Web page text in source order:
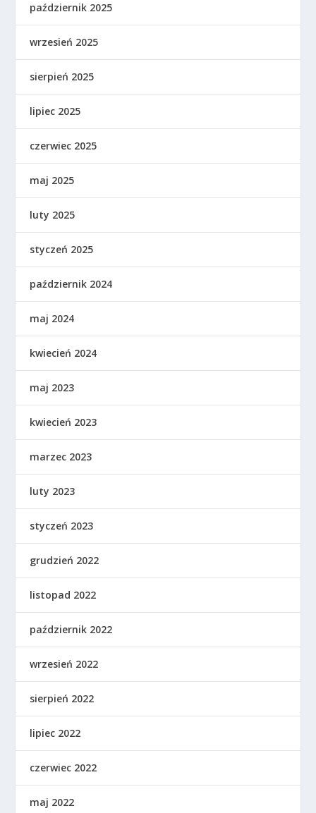
październik 2025
wrzesień 2025
sierpień 2025
lipiec 2025
czerwiec 2025
maj 2025
luty 2025
styczeń 2025
październik 2024
maj 2024
kwiecień 2024
maj 2023
kwiecień 2023
marzec 2023
luty 2023
styczeń 2023
grudzień 2022
listopad 2022
październik 2022
wrzesień 2022
sierpień 2022
lipiec 2022
czerwiec 2022
maj 2022